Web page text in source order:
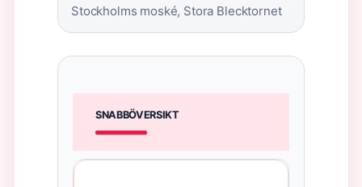
Stockholms moské, Stora Blecktornet
SNABBÖVERSIKT